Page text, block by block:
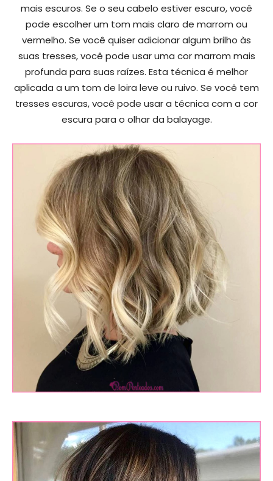
mais escuros. Se o seu cabelo estiver escuro, você
pode escolher um tom mais claro de marrom ou
vermelho. Se você quiser adicionar algum brilho às
suas tresses, você pode usar uma cor marrom mais
profunda para suas raízes. Esta técnica é melhor
aplicada a um tom de loira leve ou ruivo. Se você tem
tresses escuras, você pode usar a técnica com a cor
escura para o olhar da balayage.